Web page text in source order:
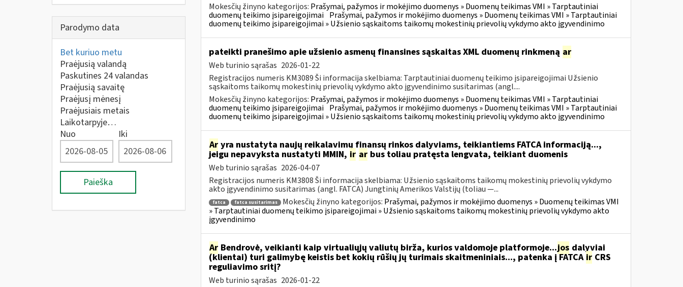
Parodymo data
Bet kuriuo metu
Praėjusią valandą
Paskutines 24 valandas
Praėjusią savaitę
Praėjusį mėnesį
Praėjusiais metais
Laikotarpyje…
Nuo
Iki
Paieška
Mokesčių žinyno kategorijos: Prašymai, pažymos ir mokėjimo duomenys » Duomenų teikimas VMI » Tarptautiniai
duomenų teikimo įsipareigojimai Prašymai, pažymos ir mokėjimo duomenys » Duomenų teikimas VMI » Tarptautiniai
duomenų teikimo įsipareigojimai » Užsienio sąskaitoms taikomų mokestinių prievolių vykdymo akto įgyvendinimo
pateikti pranešimo apie užsienio asmenų finansines sąskaitas XML duomenų rinkmeną ar
Web turinio sąrašas 2026-01-22
Registracijos numeris KM3089 Ši informacija skelbiama: Tarptautiniai duomenų teikimo įsipareigojimai Užsienio
sąskaitoms taikomų mokestinių prievolių vykdymo akto įgyvendinimo susitarimas (angl....
Mokesčių žinyno kategorijos: Prašymai, pažymos ir mokėjimo duomenys » Duomenų teikimas VMI » Tarptautiniai
duomenų teikimo įsipareigojimai Prašymai, pažymos ir mokėjimo duomenys » Duomenų teikimas VMI » Tarptautiniai
duomenų teikimo įsipareigojimai » Užsienio sąskaitoms taikomų mokestinių prievolių vykdymo akto įgyvendinimo
Aryra nustatyta naujų reikalavimų finansų rinkos dalyviams, teikiantiems FATCA informaciją...,
jeigu nepavyksta nustatyti MMIN, ir arbus toliau pratęsta lengvata, teikiant duomenis
Web turinio sąrašas 2026-04-07
Registracijos numeris KM3808 Ši informacija skelbiama: Užsienio sąskaitoms taikomų mokestinių prievolių vykdymo
akto įgyvendinimo susitarimas (angl. FATCA) Jungtinių Amerikos Valstijų (toliau —...
fatca fatca susitarimas Mokesčių žinyno kategorijos: Prašymai, pažymos ir mokėjimo duomenys » Duomenų teikimas VMI
» Tarptautiniai duomenų teikimo įsipareigojimai » Užsienio sąskaitoms taikomų mokestinių prievolių vykdymo akto
įgyvendinimo
ArBendrovė, veikianti kaip virtualiųjų valiutų birža, kurios valdomoje platformoje...jos dalyviai
(klientai) turi galimybę keistis bet kokių rūšių jų turimais skaitmeniniais..., patenka į FATCA irCRS
reguliavimo sritį?
Web turinio sąrašas 2026-01-22